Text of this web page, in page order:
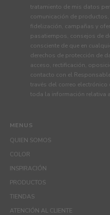
MENUS
QUIEN SOMOS
COLOR
INSPIRACIÓN
PRODUCTOS
TIENDAS
ATENCIÓN AL CLIENTE
tratamiento de mis datos
comunicación de
fidelización, campañas y
pasatiempos, consejos de
consciente de que en
derechos de protección de
acceso, rectificación,
contacto con el
través del correo electrónico
toda la información relativa